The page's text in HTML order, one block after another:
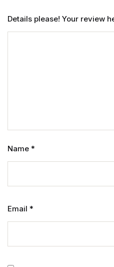
Details please! Your review
Name *
Email *